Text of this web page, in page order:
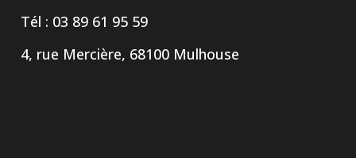
Tél : 03 89 61 95 59
4, rue Mercière, 68100 Mulhouse